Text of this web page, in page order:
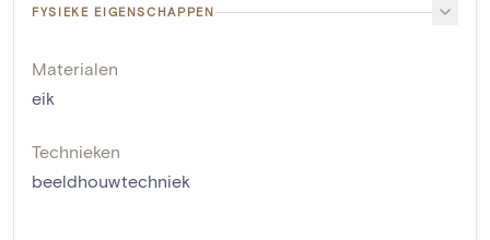
FYSIEKE EIGENSCHAPPEN
Materialen
eik
Technieken
beeldhouwtechniek